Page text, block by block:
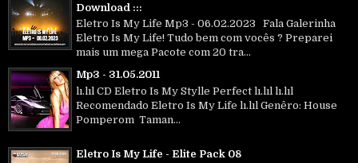
Download :::
Eletro Is My Life Mp3 - 06.02.2023 Fala Galerinha
Eletro Is My Life! Tudo bem com vocês ? Preparei
mais um mega Pacote com 20 tra...
Mp3 - 31.05.2011
lı.lıl CD Eletro Is My Stylle Perfect lı.lıl lı.lıl
Recomendado Eletro Is My Life lı.lıl Genêro: House
Pomperom Taman...
Eletro Is My Life - Elite Pack 08